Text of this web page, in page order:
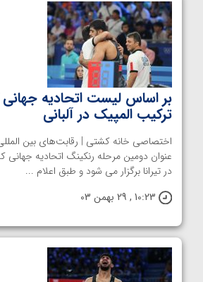
بر اساس لیست اتحادیه جهانی
ترکیب المپیک در آلبانی
اختصاصی خانه کشتی | رقابت‌های بین
در تیرانا برگزار می شود و طبق اعلام ...
10:23 , 29 بهمن 03